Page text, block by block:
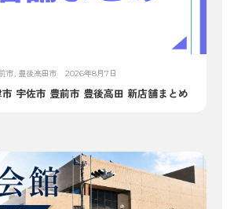
市, 豊後高田市 2026年8月7日
宇佐市 豊前市 豊後高田 新店舗まとめ